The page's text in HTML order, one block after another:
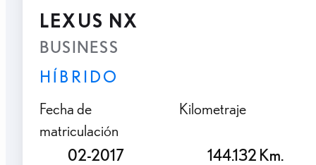
LEXUS NX
BUSINESS
HÍBRIDO
Fecha de
matriculación
02-2017
Kilometraje
144.132 Km.